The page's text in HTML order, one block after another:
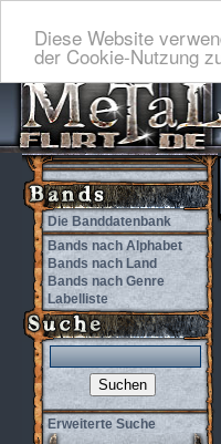
Diese Website
der Cookie-Nutzung
Die Banddatenbank
Bands nach Alphabet
Bands nach Land
Bands nach Genre
Labelliste
Erweiterte Suche